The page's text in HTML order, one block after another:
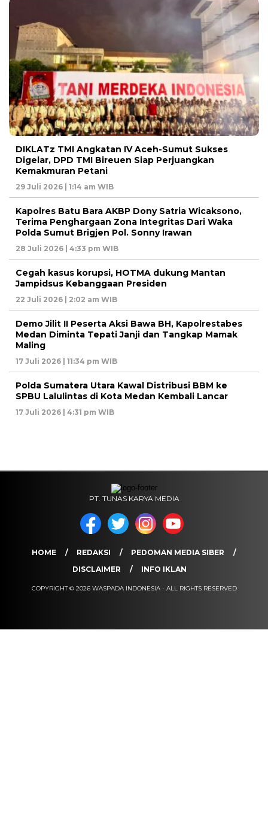
DIKLATz TMI Angkatan IV Aceh-Sumut Sukses
Digelar, DPD TMI Bireuen Siap Perjuangkan
Kemakmuran Petani
29 Juli 2026 | 1:14 am WIB
Kapolres Batu Bara AKBP Dony Satria Wicaksono,
Terima Penghargaan Zona Integritas Dari Waka
Polda Sumut Brigjen Pol. Sonny Irawan
28 Juli 2026 | 4:33 pm WIB
Cegah kasus korupsi, HOTMA dukung Mantan
Jampidsus Kebanggaan Presiden
22 Juli 2026 | 2:02 am WIB
Demo Jilit II Peserta Aksi Bawa BH, Kapolrestabes
Medan Diminta Tepati Janji dan Tangkap Mamak
Maling
17 Juli 2026 | 11:34 pm WIB
Polda Sumatera Utara Kawal Distribusi BBM ke
SPBU Lalulintas di Kota Medan Kembali Lancar
17 Juli 2026 | 4:31 pm WIB
PT. TUNAS KARYA MEDIA
HOME REDAKSI
PEDOMAN MEDIA SIBER
DISCLAIMER
INFO IKLAN
COPYRIGHT © 2026 WASPADA INDONESIA - ALL RIGHTS RESERVED